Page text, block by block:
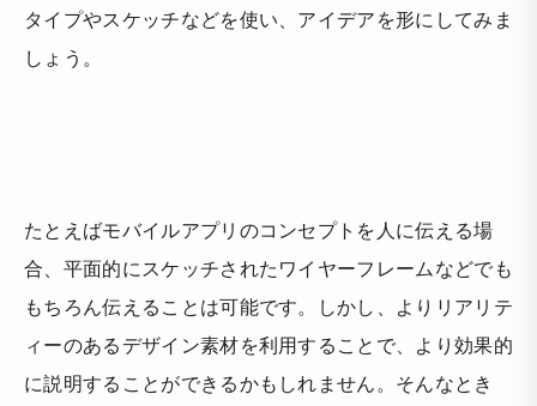
タイプやスケッチなどを使い、アイデアを形にしてみま
しょう。
たとえばモバイルアプリのコンセプトを人に伝える場
合、平面的にスケッチされたワイヤーフレームなどでも
もちろん伝えることは可能です。しかし、 よりリアリテ
ィーのあるデザイン素材を利用することで、より効果的
に説明することができるかもしれません。そんなとき